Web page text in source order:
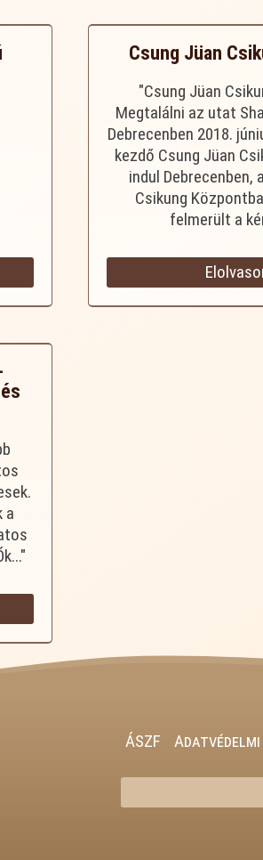
Csung Jüan
"Csung Jüan
Megtalálni az utat
Debrecenben 2018.
kezdő Csung Jüan
indul Debrecenben,
Csikung
felmerült a
a
ÁSZF